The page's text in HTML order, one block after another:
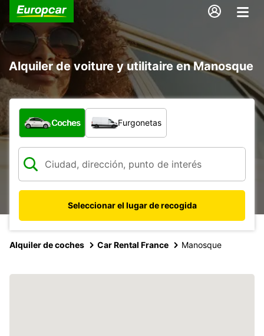
Alquiler de voiture y utilitaire en Manosque
¿Qué tipo de vehículo?
Coches Furgonetas
Seleccionar el lugar de recogida
Alquiler de coches Car Rental France Manosque